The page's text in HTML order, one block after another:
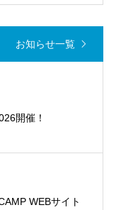
お知らせ一覧
開催！
WEBサイト